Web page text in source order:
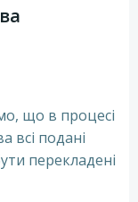
що в процесі
всі подані
перекладені